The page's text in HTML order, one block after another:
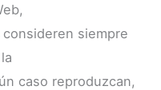
siempre
caso reproduzcan,